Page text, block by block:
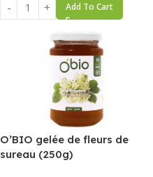
Add To Cart
O’BIO gelée de fleurs de
sureau (250g)